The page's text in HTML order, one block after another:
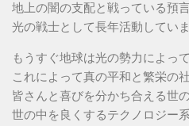
地上の闇の支配と戦っている預言
光の戦士として長年活動していま
もうすぐ地球は光の勢力によっ
これによって真の平和と繁栄の
皆さんと喜びを分かち合える世
世の中を良くするテクノロジー